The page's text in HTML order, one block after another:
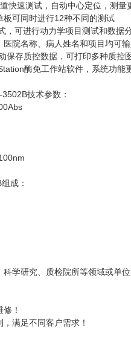
快速测试，自动中心定位，测量
板可同时进行12种不同的测试
，可进行动力学项目测试和数据
医院名称、病人姓名和项目均可
保存质控数据，可打印多种质控
酶免工作站软件，系统功能
3502B技术参数：
组成：
科学研究、质检院所等领域或单
修！
满足不同客户需求！